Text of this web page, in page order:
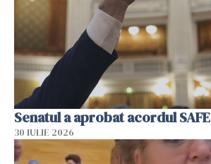
Senatul a aprobat acordul SAFE
30 IULIE 2026